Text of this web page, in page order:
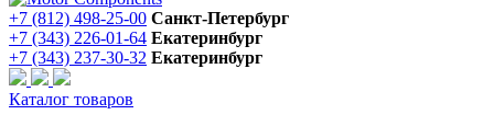
+7 (812) 498-25-00 Санкт-Петербург
+7 (343) 226-01-64 Екатеринбург
+7 (343) 237-30-32 Екатеринбург
Каталог товаров